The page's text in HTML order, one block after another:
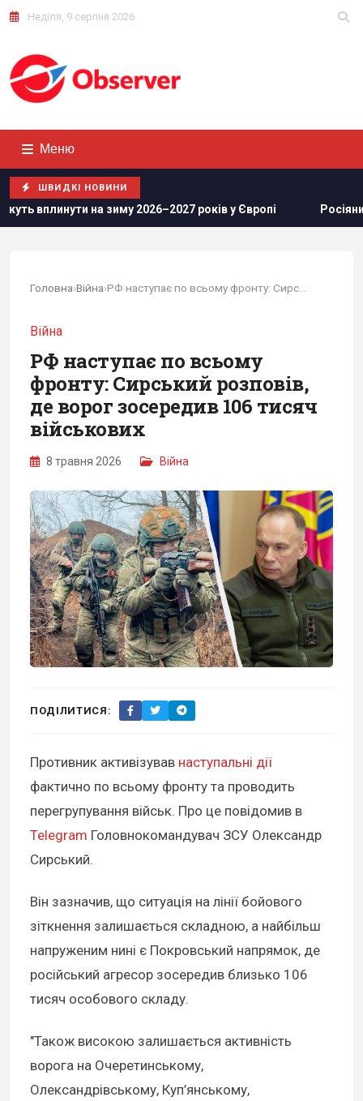
Неділя, 9 серпня 2026
Меню
ШВИДКІ НОВИНИ
2026–2027 років у Європі Росіяни просунулися у
Головна›Війна›
Війна
РФ наступає по всьому
фронту: Сирський розповів,
де ворог зосередив 106 тисяч
військових
8 травня 2026 Війна
ПОДІЛИТИСЯ:
Противник активізував наступальні дії
фактично по всьому фронту та проводить
перегрупування військ. Про це повідомив в
Telegram Головнокомандувач ЗСУ Олександр
Сирський.
Він зазначив, що ситуація на лінії бойового
зіткнення залишається складною, а найбільш
напруженим нині є Покровський напрямок, де
російський агресор зосередив близько 106
тисяч особового складу.
"Також високою залишається активність
ворога на Очеретинському,
Олександрівському, Куп’янському,